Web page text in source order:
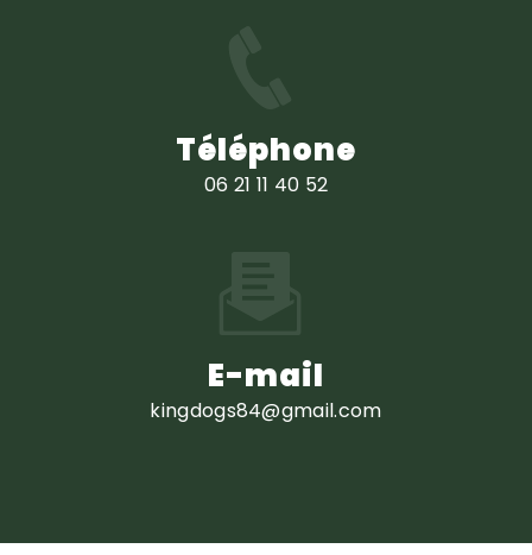
Téléphone
06 21 11 40 52
E-mail
kingdogs84@gmail.com